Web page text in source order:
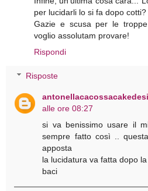
per lucidarli lo si fa dopo cotti?
Gazie e scusa per le
voglio assolutam provare!
Rispondi
Risposte
alle ore 08:27
si va benissimo usare il
sempre fatto così ..
apposta
la lucidatura va fatta dopo
baci